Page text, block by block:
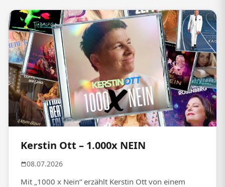
Kerstin Ott – 1.000x NEIN
08.07.2026
Mit „1000 x Nein“ erzählt Kerstin Ott von einem